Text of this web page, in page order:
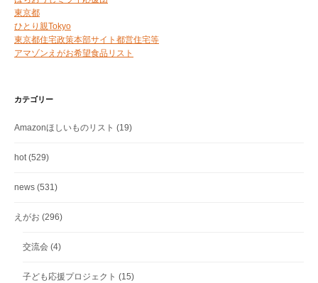
東京都
ひとり親Tokyo
東京都住宅政策本部サイト都営住宅等
アマゾンえがお希望食品リスト
カテゴリー
Amazonほしいものリスト (19)
hot(529)
news (531)
えがお (296)
交流会 (4)
子ども応援プロジェクト (15)